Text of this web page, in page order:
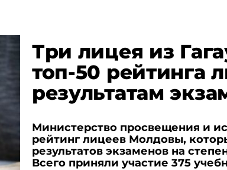
Три лицея из
топ-50 рейтинга
результатам
Министерство просвещения и
рейтинг лицеев Молдовы,
результатов экзаменов на
Всего приняли участие 375